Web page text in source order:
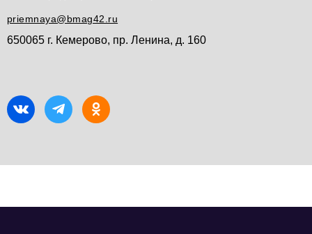
priemnaya@bmag42.ru
650065 г. Кемерово, пр. Ленина, д. 160